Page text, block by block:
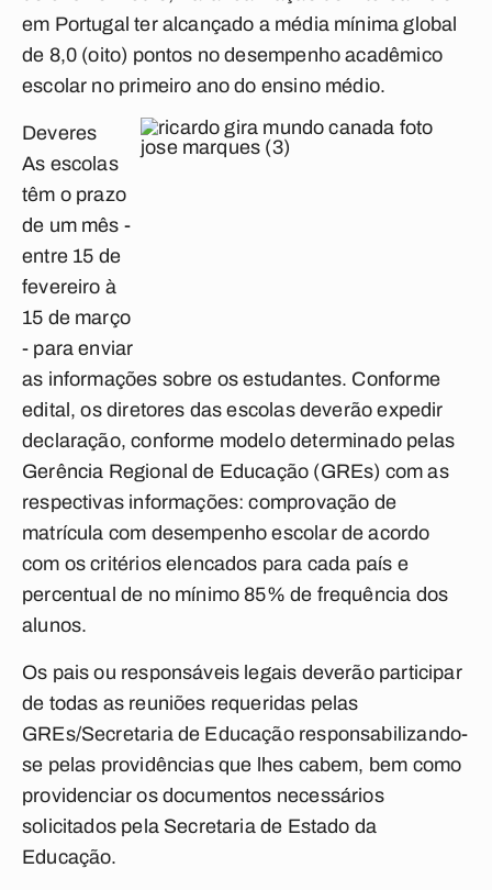
em Portugal ter alcançado a média mínima global
de 8,0 (oito) pontos no desempenho acadêmico
escolar no primeiro ano do ensino médio.
Deveres
As escolas
têm o prazo
de um mês -
entre 15 de
fevereiro à
15 de março
- para enviar
as informações sobre os estudantes. Conforme
edital, os diretores das escolas deverão expedir
declaração, conforme modelo determinado pelas
Gerência Regional de Educação (GREs) com as
respectivas informações: comprovação de
matrícula com desempenho escolar de acordo
com os critérios elencados para cada país e
percentual de no mínimo 85% de frequência dos
alunos.
Os pais ou responsáveis legais deverão participar
de todas as reuniões requeridas pelas
GREs/Secretaria de Educação responsabilizando-
se pelas providências que lhes cabem, bem como
providenciar os documentos necessários
solicitados pela Secretaria de Estado da
Educação.